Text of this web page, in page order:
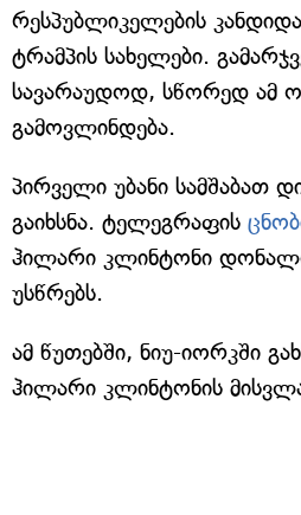
რესპუბლიკელების
ტრამპის სახელები.
სავარაუდოდ, სწორედ ამ
გამოვლინდება.
პირველი უბანი სამშაბათ
გაიხსნა. ტელეგრაფის
ჰილარი კლინტონი
უსწრებს.
ამ წუთებში, ნიუ-იორკში
ჰილარი კლინტონის